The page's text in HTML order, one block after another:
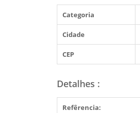
Categoria
Cidade
CEP
Detalhes :
Refêrencia: